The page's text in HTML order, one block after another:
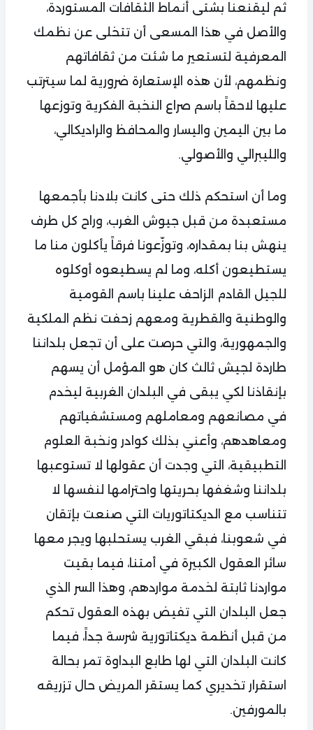
ثم ليقنعنا بشتى أنماط الثقافات المستوردة،
والأصل في هذا المسعى أن تتخلى عن نظمك
المعرفية لتستعير ما شئت من ثقافاتهم
ونظمهم، لأن هذه الإستعارة ضرورية لما سيترتب
عليها لاحقاً باسم صراع النخبة الفكرية وتوزعها
ما بين اليمين واليسار والمحافظ والراديكالي،
والليبرالي والأصولي.
وما أن استحكم ذلك حتى كانت بلادنا بأجمعها
مستعبدة من قبل جيوش الغرب، وراح كل طرف
ينهش بنا بمقداره، وتوزّعونا فرقاً يأكلون منا ما
يستطيعون أكله، وما لم يسطيعوه أوكلوه
للجيل القادم الزاحف علينا باسم القومية
والوطنية والقطرية ومعهم زحفت نظم الملكية
والجمهورية، والتي حرصت على أن تجعل بلداننا
طاردة لجيش ثالث كان هو المؤمل أن يسهم
بإنقاذنا لكي يبقى في البلدان الغربية ليخدم
في مصانعهم ومعاملهم ومستشفياتهم
ومعاهدهم، وأعني بذلك كوادر ونخبة العلوم
التطبيقية، التي وجدت أن عقولها لا تستوعبها
بلداننا وشغفها بحريتها واحترامها لنفسها لا
تتناسب مع الديكتاتوريات التي صنعت بإتقان
في شعوبنا، فبقي الغرب يستحلبها ويجر معها
سائر العقول الكبيرة في أمتنا، فيما بقيت
مواردنا ثابتة لخدمة مواردهم، وهذا السر الذي
جعل البلدان التي تفيض بهذه العقول تحكم
من قبل أنظمة ديكتاتورية شرسة جداً، فيما
كانت البلدان التي لها طابع البداوة تمر بحالة
استقرار تخديري كما يستقر المريض حال تزريقه
بالمورفين.